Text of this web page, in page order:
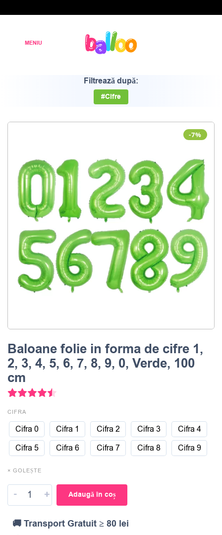
Filtrează după:
#Cifre
-7%
Baloane folie in forma de cifre 1,
2, 3, 4, 5, 6, 7, 8, 9, 0, Verde, 100
cm
Evaluat la
4
CIFRA
Cifra 0 Cifra 1 Cifra 2 Cifra 3
Cifra 4
Cifra 5
Cifra 6 Cifra 7 Cifra 8 Cifra 9
× GOLEȘTE
- + Adaugă în coș
🚚 Transport Gratuit ≥ 80 lei